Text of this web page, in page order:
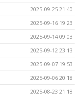
2025-09-25 21:40
2025-09-16 19:23
2025-09-14 09:03
2025-09-12 23:13
2025-09-07 19:53
2025-09-06 20:18
2025-08-23 21:18